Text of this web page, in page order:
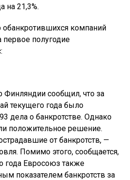
на 21,3%.
Финляндии сообщил, что за
текущего года было
дела о банкротстве. Однако
положительное решение.
от банкротств, —
Помимо этого, сообщается,
года Евросоюз также
показателем банкротств за